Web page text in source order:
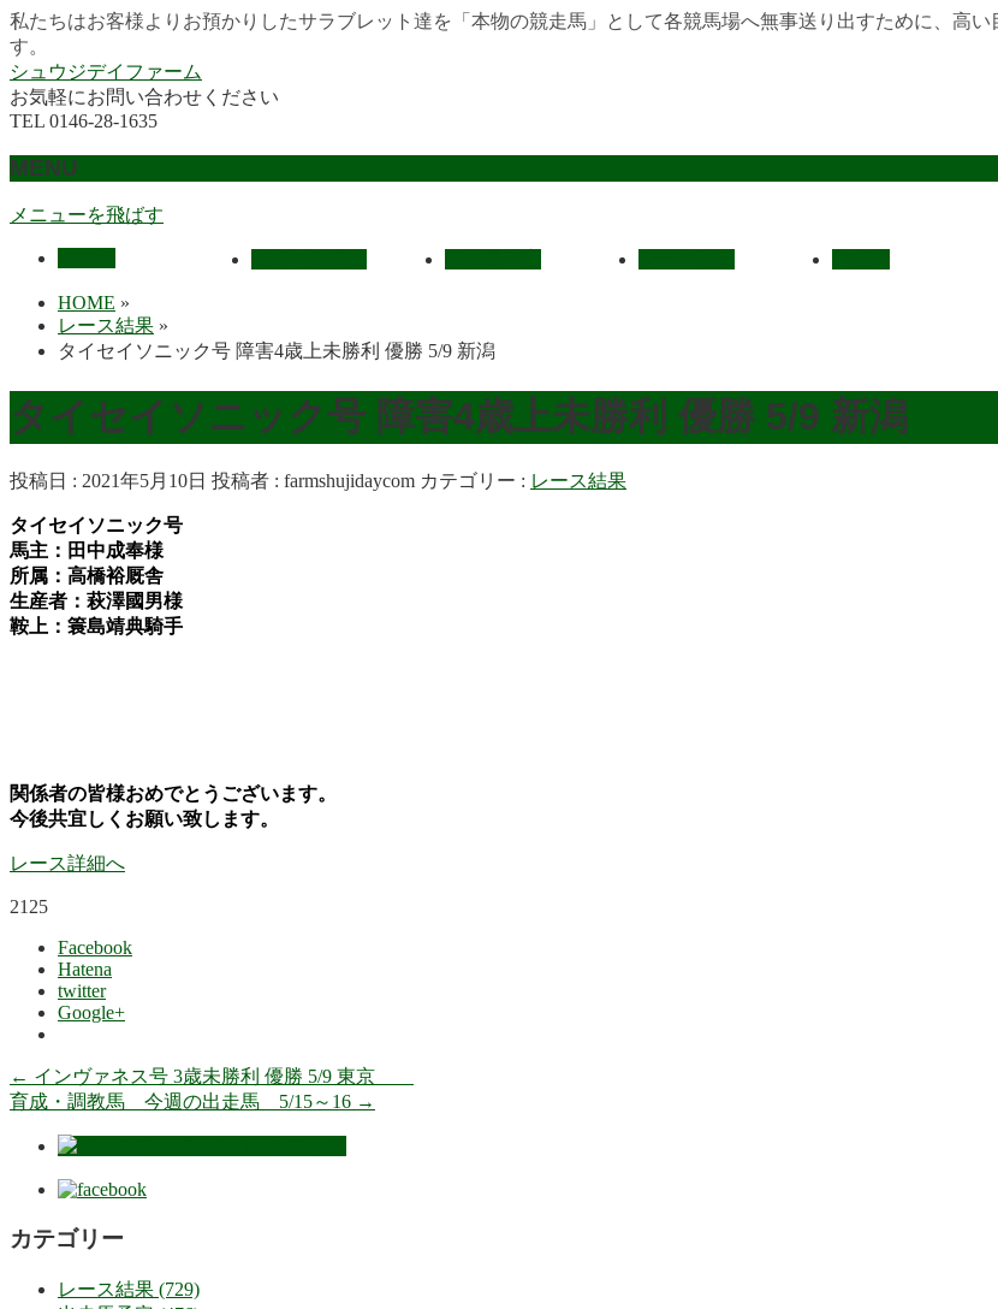
私たちはお客様よりお預かりしたサラブレット達を「本物の競走馬」として各競馬場へ無事送り出すために、高
す。
シュウジデイファーム
お気軽にお問い合わせください
TEL 0146-28-1635
MENU
メニューを飛ばす
HOME »
レース結果 »
タイセイソニック号 障害4歳上未勝利 優勝 5/9 新潟
タイセイソニック号 障害4歳上未勝利 優勝 5/9 新潟
投稿日 : 2021年5月10日 投稿者 : farmshujidaycom カテゴリー : レース結果
タイセイソニック号
馬主：田中成奉様
所属：高橋裕厩舎
生産者：萩澤國男様
鞍上：簑島靖典騎手
関係者の皆様おめでとうございます。
今後共宜しくお願い致します。
レース詳細へ
2125
Facebook
Hatena
twitter
Google+
← インヴァネス号 3歳未勝利 優勝 5/9 東京
育成・調教馬 今週の出走馬 5/15～16 →
カテゴリー
レース結果 (729)